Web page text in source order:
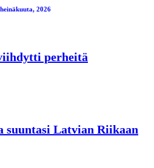
2026
perheitä
suuntasi Latvian Riikaan